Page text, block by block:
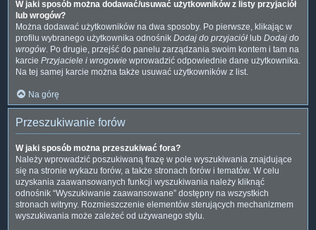
W jaki sposób można dodawać/usuwać użytkowników z listy przyjaciół
lub wrogów?
Można dodawać użytkowników na dwa sposoby. Po pierwsze, klikając w
profilu wybranego użytkownika odnośnik Dodaj do przyjaciół lub Dodaj do
wrogów. Po drugie, przejść do panelu zarządzania swoim kontem i tam na
karcie Przyjaciele i wrogowie wprowadzić odpowiednie dane użytkownika.
Na tej samej karcie można także usuwać użytkowników z list.
Na górę
Przeszukiwanie forów
W jaki sposób można przeszukiwać fora?
Należy wprowadzić poszukiwaną frazę w pole wyszukiwania znajdujące
się na stronie wykazu forów, a także stronach forów i tematów. W celu
uzyskania zaawansowanych funkcji wyszukiwania należy kliknąć
odnośnik “Wyszukiwanie zaawansowane” dostępny na wszystkich
stronach witryny. Rozmieszczenie elementów sterujących mechanizmem
wyszukiwania może zależeć od używanego stylu.